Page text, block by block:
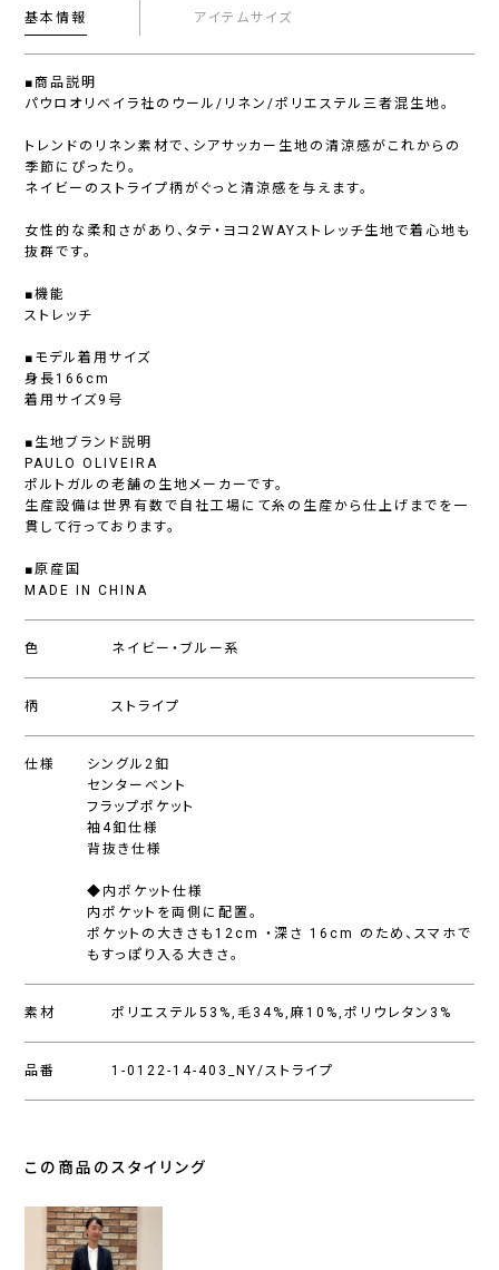
基本情報 アイテムサイズ
■商品説明
パウロオリベイラ社のウール/リネン/ポリエステル三者混生地。
トレンドのリネン素材で、シアサッカー生地の清涼感がこれからの
季節にぴったり。
ネイビーのストライプ柄がぐっと清涼感を与えます。
女性的な柔和さがあり、タテ・ヨコ2WAYストレッチ生地で着心地も
抜群です。
■機能
ストレッチ
■モデル着用サイズ
身長166cm
着用サイズ9号
■生地ブランド説明
PAULO OLIVEIRA
ポルトガルの老舗の生地メーカーです。
生産設備は世界有数で自社工場にて糸の生産から仕上げまでを一
貫して行っております。
■原産国
MADE IN CHINA
色 ネイビー・ブルー系
柄 ストライプ
仕様
シングル2釦
センターベント
フラップポケット
袖4釦仕様
背抜き仕様
◆内ポケット仕様
内ポケットを両側に配置。
ポケットの大きさも12cm ・深さ 16cm のため、スマホで
もすっぽり入る大きさ。
素材 ポリエステル53%,毛34%,麻10%,ポリウレタン3%
品番 1-0122-14-403_NY/ストライプ
この商品のスタイリング